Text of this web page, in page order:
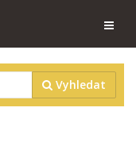
Vyhledat